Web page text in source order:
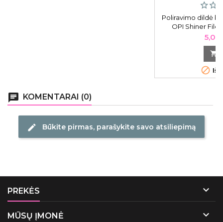
Poliravimo dildė
OPI Shiner File


chat KOMENTARAI (0)
edit Būkite pirmas, parašykite savo atsiliepimą
PREKĖS 
MŪSŲ ĮMONĖ 